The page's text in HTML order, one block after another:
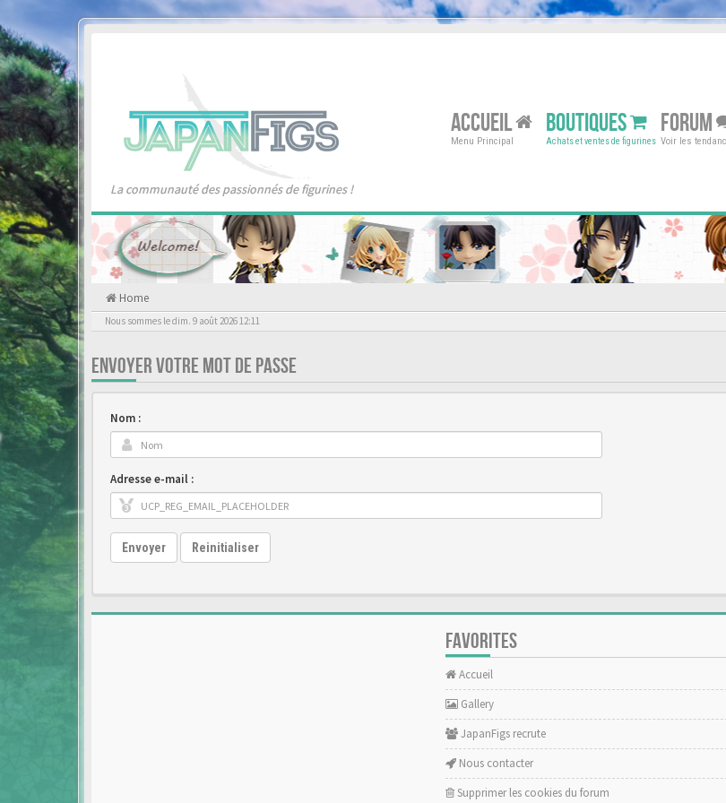
La communauté des passionnés de figurines !
ACCUEIL
Menu Principal
BOUTIQUES
Achats et ventes de figurines
FORUM
Voir les
Home
Nous sommes le dim. 9 août 2026 12:11
ENVOYER VOTRE MOT DE PASSE
Nom :
Adresse e-mail :
Envoyer Reinitialiser
FAVORITES
Accueil
Gallery
JapanFigs recrute
Nous contacter
Supprimer les cookies du forum